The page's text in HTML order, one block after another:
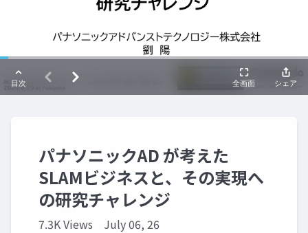
パナソニックAD が考えた
SLAMビジネスと、その実現へ
の研究チャレンジ
7.3K Views July 06, 26